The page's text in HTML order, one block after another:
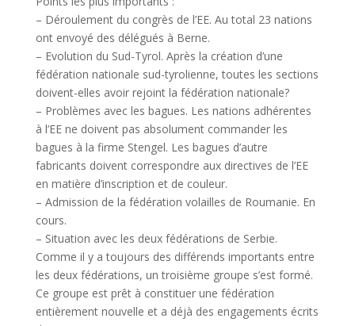
– Déroulement du congrès de l’EE. Au total 23 nations
ont envoyé des délégués à Berne.
– Evolution du Sud-Tyrol. Après la création d’une
fédération nationale sud-tyrolienne, toutes les sections
doivent-elles avoir rejoint la fédération nationale?
– Problèmes avec les bagues. Les nations adhérentes
à l’EE ne doivent pas absolument commander les
bagues à la firme Stengel. Les bagues d’autre
fabricants doivent correspondre aux directives de l’EE
en matière d’inscription et de couleur.
– Admission de la fédération volailles de Roumanie. En
cours.
– Situation avec les deux fédérations de Serbie.
Comme il y a toujours des différends importants entre
les deux fédérations, un troisième groupe s’est formé.
Ce groupe est prêt à constituer une fédération
entièrement nouvelle et a déjà des engagements écrits